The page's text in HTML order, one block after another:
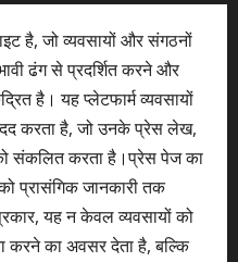
है, जो व्यवसायों और संगठनों
ढंग से प्रदर्शित करने और
है। यह प्लेटफार्म व्यवसायों
करता है, जो उनके प्रेस लेख,
संकलित करता है।प्रेस पेज का
प्रासंगिक जानकारी तक
यह न केवल व्यवसायों को
करने का अवसर देता है, बल्कि